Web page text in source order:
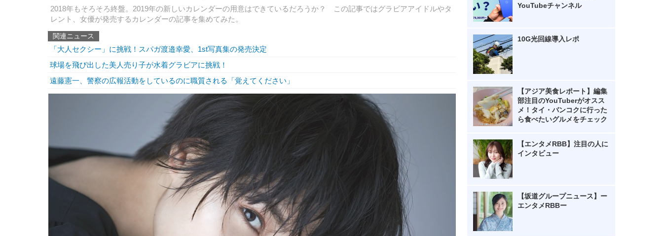
2018年もそろそろ終盤。2019年の新しいカレンダーの用意はできているだろうか？ この記事ではグラビアアイドルやタ
レント、女優が発売するカレンダーの記事を集めてみた。
関連ニュース
「大人セクシー」に挑戦！スパガ渡邉幸愛、1st写真集の発売決定
球場を飛び出した美人売り子が水着グラビアに挑戦！
遠藤憲一、警察の広報活動をしているのに職質される「覚えてください」
YouTubeチャンネル
10G光回線導入レポ
【アジア美食レポート】編集
部注目のYouTuberがオスス
メ！タイ・バンコクに行った
ら食べたいグルメをチェック
【エンタメRBB】注目の人に
インタビュー
【坂道グループニュース】ー
エンタメRBBー